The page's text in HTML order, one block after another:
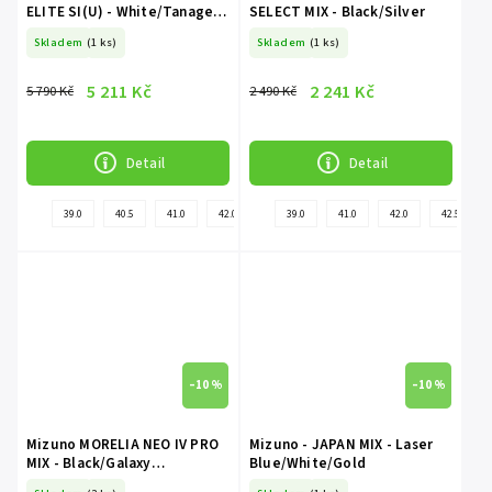
ELITE SI(U) - White/Tanager
Skladem (1 ks)
5 790 Kč 5 211 Kč
Detail
39.0 40.5 41.0 42.0 42.5 44.5 45.0 46.0
SELECT MIX - Black/Silver
Skladem (1 ks)
2 490 Kč 2 241 Kč
Detail
39.0 41.0 42.0 42.5
–10 %
Mizuno MORELIA NEO IV PRO
MIX - Black/Galaxy
–10 %
Mizuno - JAPAN MIX - Laser
Blue/White/Gold